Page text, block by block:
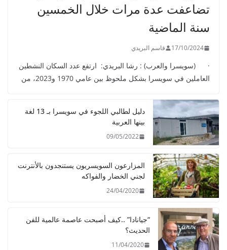
تضاعفت عدة مرات خلال الخمسين
سنة الماضية
17/10/2024 قاسم البريدي
· (سويسرا والعرب) : رشا البريدي: ارتفع عدد السكان النشطين
العاملين في سويسرا بشكل ملحوظ بين عامي 1970 و2023، من
دليل لطالبي اللجوء في سويسرا بـ 13 لغة
بينها العربية
09/05/2022
المزارعون السويسريون يستنجدون بالأنترنت
لجني الخضار والفواكه
24/04/2020
“جيانادا” ..كيف أصبحت عاصمة عالمية للفن
الحديث؟
11/04/2020